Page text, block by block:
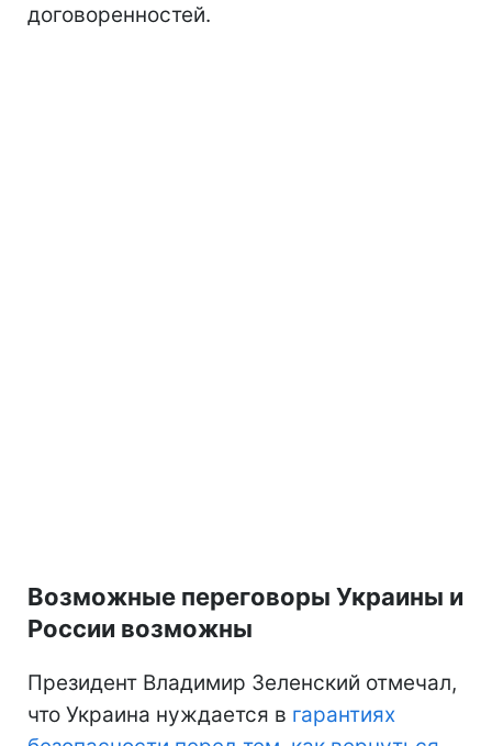
договоренностей.
Возможные переговоры Украины и
России возможны
Президент Владимир Зеленский отмечал,
что Украина нуждается в гарантиях